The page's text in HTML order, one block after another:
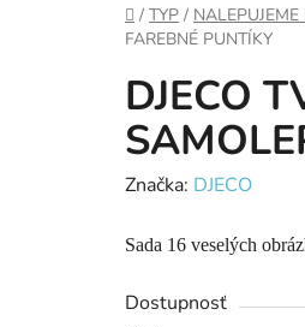
Domov
/ TYP /
FAREBNÉ PUNTÍKY
DJECO
Značka: DJECO
Sada 16 veselých
Dostupnosť